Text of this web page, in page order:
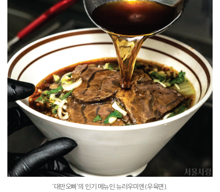
‘대만오빠’의 인기 메뉴인 뉴러우미엔(우육면).